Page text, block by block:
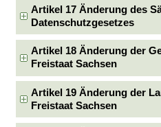
Artikel 17 Änderung des
Datenschutzgesetzes
Artikel 18 Änderung der
Freistaat Sachsen
Artikel 19 Änderung der
Freistaat Sachsen